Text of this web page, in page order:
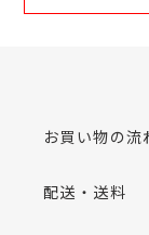
お買い物の流
配送・送料